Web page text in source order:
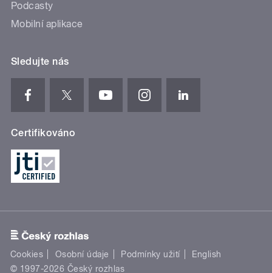
Podcasty
Mobilní aplikace
Sledujte nás
Certifikováno
Cookies Osobní údaje Podmínky užití
English
© 1997-2026 Český rozhlas